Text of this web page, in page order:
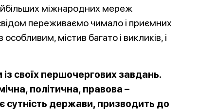
міжнародних мереж
переживаємо чимало і приємних
містив багато і викликів, і
своїх першочергових завдань.
політична, правова –
сутність держави, призводить до